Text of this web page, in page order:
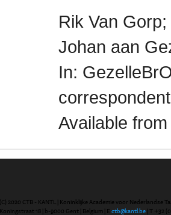
Rik Van
Johan aan
In:
Available
(C) 2020 CTB - KANTL | Koninklijke Academie voor Nederlandse
Koningstraat 18 | b-9000 Gent | Belgium | E ctb@kantl.be | T +32